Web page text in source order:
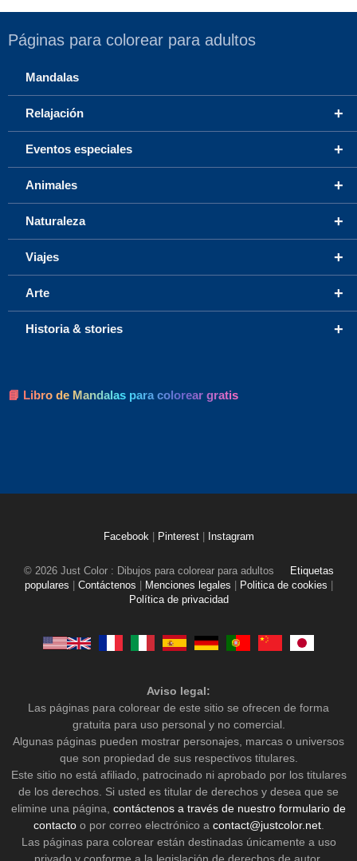
Páginas para colorear para adultos
Mandalas
+
Relajación
+
Eventos especiales
+
Animales
+
Naturaleza
+
Viajes
+
Arte
+
Historia & stories
📘 Libro de Mandalas para colorear gratis
Facebook Pinterest Instagram
© 2026 Just Color : Dibujos para colorear para adultos
Etiquetas
populares
Contáctenos Menciones legales Politica de cookies
Política de privacidad
Aviso legal:
Las páginas para colorear de este sitio se ofrecen de forma
gratuita para uso personal y no comercial.
Algunas páginas pueden mostrar personajes, marcas o universos
que son propiedad de sus respectivos titulares.
Este sitio no está afiliado, patrocinado ni aprobado por los titulares
de los derechos. Si usted es titular de derechos y desea que se
elimine una página, contáctenos a través de nuestro formulario de
contactoo por correo electrónico a contact@justcolor.net.
Las páginas para colorear están destinadas únicamente a uso